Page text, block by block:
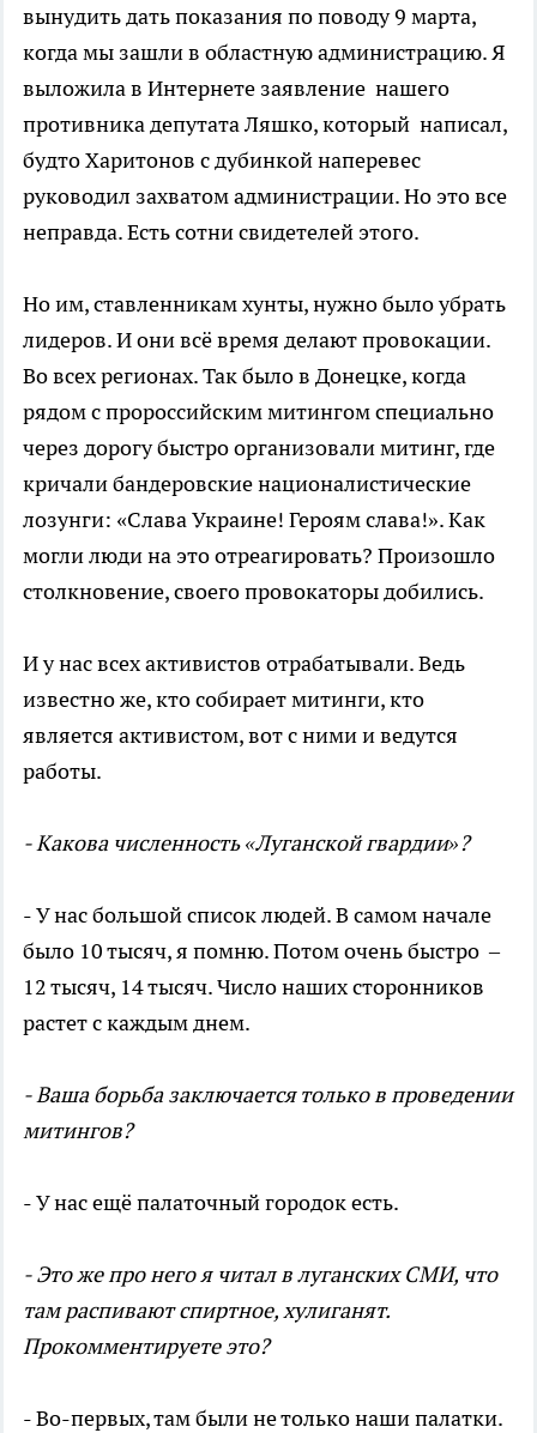
вынудить дать показания по поводу 9 марта,
когда мы зашли в областную администрацию. Я
выложила в Интернете заявление нашего
противника депутата Ляшко, который написал,
будто Харитонов с дубинкой наперевес
руководил захватом администрации. Но это все
неправда. Есть сотни свидетелей этого.
Но им, ставленникам хунты, нужно было убрать
лидеров. И они всё время делают провокации.
Во всех регионах. Так было в Донецке, когда
рядом с пророссийским митингом специально
через дорогу быстро организовали митинг, где
кричали бандеровские националистические
лозунги: «Слава Украине! Героям слава!». Как
могли люди на это отреагировать? Произошло
столкновение, своего провокаторы добились.
И у нас всех активистов отрабатывали. Ведь
известно же, кто собирает митинги, кто
является активистом, вот с ними и ведутся
работы.
- Какова численность «Луганской гвардии»?
- У нас большой список людей. В самом начале
было 10 тысяч, я помню. Потом очень быстро –
12 тысяч, 14 тысяч. Число наших сторонников
растет с каждым днем.
- Ваша борьба заключается только в проведении
митингов?
- У нас ещё палаточный городок есть.
- Это же про него я читал в луганских СМИ, что
там распивают спиртное, хулиганят.
Прокомментируете это?
- Во-первых, там были не только наши палатки.